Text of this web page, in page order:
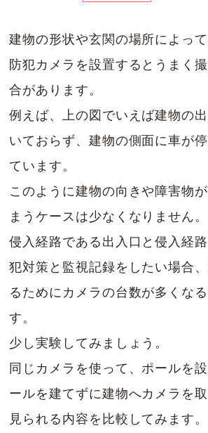
建物の形状や玄関の場所によっ
防犯カメラを設置するとうまく
合があります。
例えば、上の図でいえば建物の
いておらず、建物の側面に車が
ています。
このように建物の向きや障害物
まうケースは少なくなりません。
侵入経路である出入口と侵入経
犯対策と監視記録をしたい場合
るためにカメラの台数が多くな
す。
少し実験してみましょう。
同じカメラを使って、ポールを
ールを建てずに建物へカメラを
見られる内容を比較してみます。